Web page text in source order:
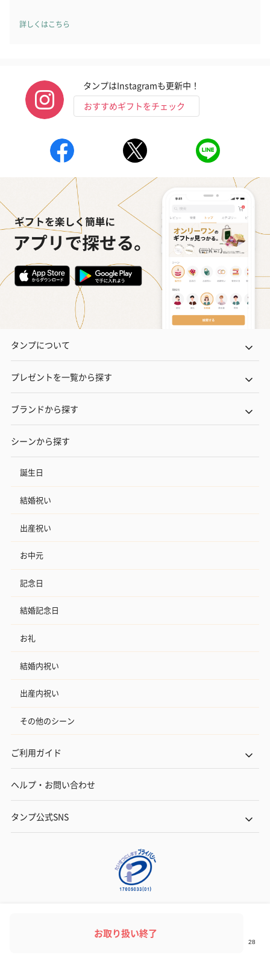
お取り扱い終了
詳しくはこちら
タンプはInstagramも更新中！
おすすめギフトをチェック
タンプについて
プレゼントを一覧から探す
ブランドから探す
シーンから探す
誕生日
結婚祝い
出産祝い
お中元
記念日
結婚記念日
お礼
結婚内祝い
出産内祝い
その他のシーン
ご利用ガイド
ヘルプ・お問い合わせ
タンプ公式SNS
Copyright© TANP Inc.